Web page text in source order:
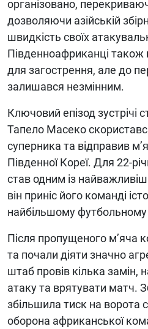
організовано,
дозволяючи азійській
швидкість своїх
Південноафриканці
для загострення, але до
залишався незмінним.
Ключовий епізод зустрічі
Тапело Масеко
суперника та відправив
Південної Кореї. Для 22-
став одним із
він приніс його команді
найбільшому футбольному
Після пропущеного м’яча
та почали діяти значно
штаб провів кілька замін,
атаку та врятувати матч.
збільшила тиск на ворота
оборона африканської